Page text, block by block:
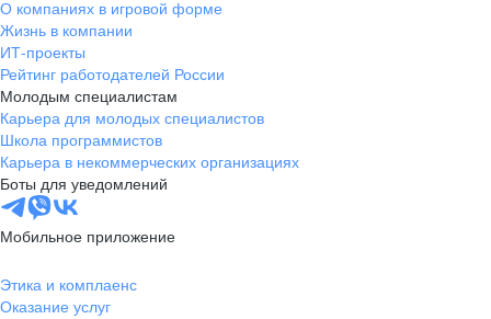
О компаниях в игровой форме
Жизнь в компании
ИТ-проекты
Рейтинг работодателей России
Молодым специалистам
Карьера для молодых специалистов
Школа программистов
Карьера в некоммерческих организациях
Боты для уведомлений
Мобильное приложение
Этика и комплаенс
Оказание услуг